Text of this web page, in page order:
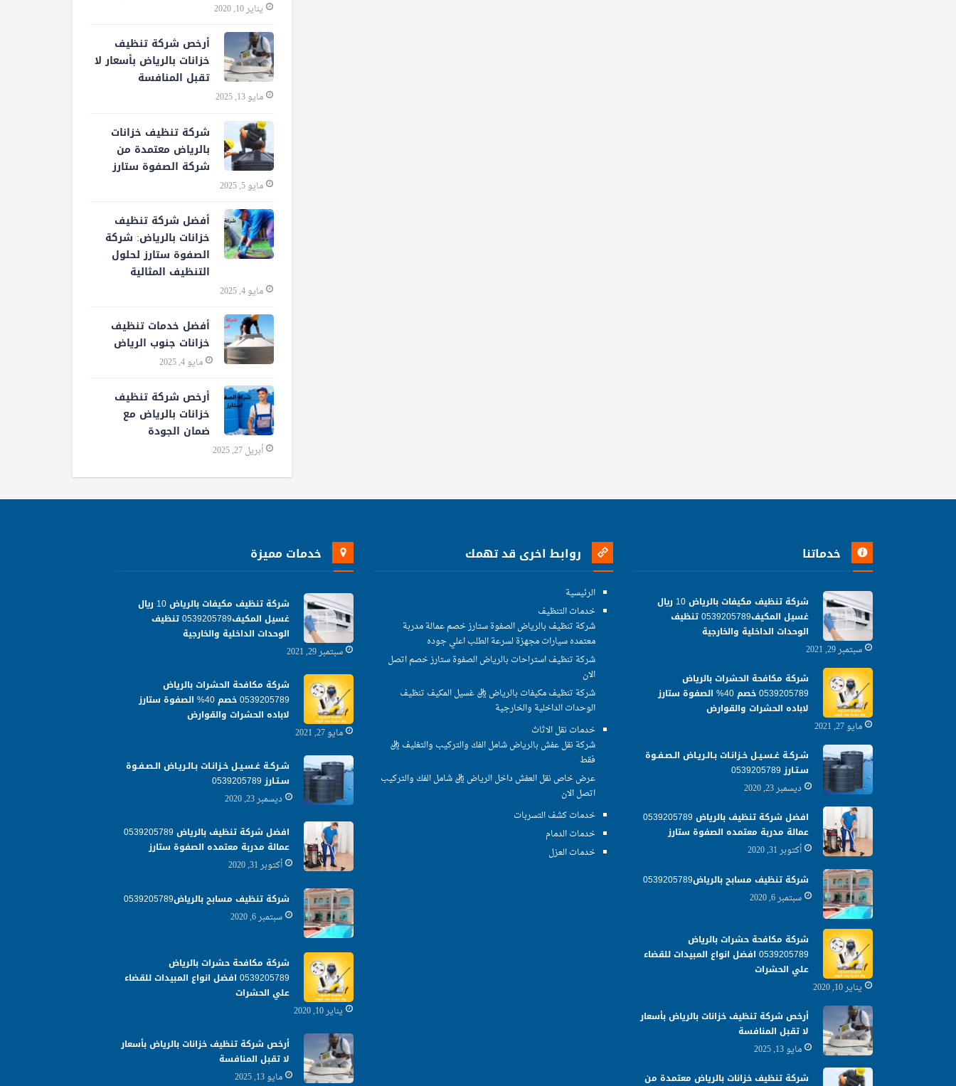
يناير 10, 2020
أرخص شركة تنظيف
خزانات بالرياض بأسعار لا
تقبل المنافسة
مايو 13, 2025
شركة تنظيف خزانات
بالرياض معتمدة من
شركة الصفوة ستارز
مايو 5, 2025
أفضل شركة تنظيف
خزانات بالرياض: شركة
الصفوة ستارز لحلول
التنظيف المثالية
مايو 4, 2025
أفضل خدمات تنظيف
خزانات جنوب الرياض
مايو 4, 2025
أرخص شركة تنظيف
خزانات بالرياض مع
ضمان الجودة
أبريل 27, 2025
خدماتنا
شركة تنظيف مكيفات بالرياض 10 ريال
غسيل المكيف0539205789 تنظيف
الوحدات الداخلية والخارجية
سبتمبر 29, 2021
شركة مكافحة الحشرات بالرياض
0539205789 خصم 40% الصفوة ستارز
لاباده الحشرات والقوارض
مايو 27, 2021
شـركـة غـسـيـل خـزانـات بـالـريـاض الـصـفـوة
سـتـارز 0539205789
ديسمبر 23, 2020
افضل شركة تنظيف بالرياض 0539205789
عمالة مدربة معتمده الصفوة ستارز
أكتوبر 31, 2020
شركة تنظيف مسابح بالرياض0539205789
سبتمبر 6, 2020
شركة مكافحة حشرات بالرياض
0539205789 افضل انواع المبيدات للقضاء
علي الحشرات
يناير 10, 2020
أرخص شركة تنظيف خزانات بالرياض بأسعار
لا تقبل المنافسة
مايو 13, 2025
شركة تنظيف خزانات بالرياض معتمدة من
روابط اخرى قد تهمك
الرئيسية
خدمات التنظيف
شركة تنظيف بالرياض الصفوة ستارز خصم عمالة مدربة
معتمده سيارات مجهزة لسرعة الطلب اعلي جوده
شركة تنظيف استراحات بالرياض الصفوة ستارز خصم اتصل
الان
شركة تنظيف مكيفات بالرياض ريال غسيل المكيف تنظيف
الوحدات الداخلية والخارجية
خدمات نقل الاثاث
شركة نقل عفش بالرياض شامل الفك والتركيب والتغليف ريال
فقط
عرض خاص نقل العفش داخل الرياض ريال شامل الفك والتركيب
اتصل الان
خدمات كشف التسربات
خدمات الدمام
خدمات العزل
خدمات مميزة
شركة تنظيف مكيفات بالرياض 10 ريال
غسيل المكيف0539205789 تنظيف
الوحدات الداخلية والخارجية
سبتمبر 29, 2021
شركة مكافحة الحشرات بالرياض
0539205789 خصم 40% الصفوة ستارز
لاباده الحشرات والقوارض
مايو 27, 2021
شـركـة غـسـيـل خـزانـات بـالـريـاض الـصـفـوة
سـتـارز 0539205789
ديسمبر 23, 2020
افضل شركة تنظيف بالرياض 0539205789
عمالة مدربة معتمده الصفوة ستارز
أكتوبر 31, 2020
شركة تنظيف مسابح بالرياض0539205789
سبتمبر 6, 2020
شركة مكافحة حشرات بالرياض
0539205789 افضل انواع المبيدات للقضاء
علي الحشرات
يناير 10, 2020
أرخص شركة تنظيف خزانات بالرياض بأسعار
لا تقبل المنافسة
مايو 13, 2025